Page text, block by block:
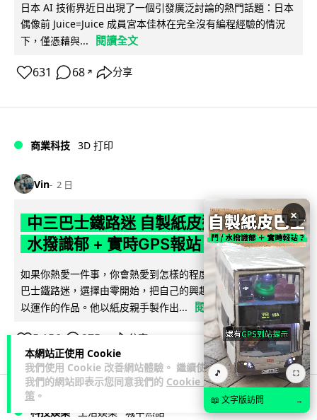
本網站正使用 Cookie
我們使用 Cookie 改善網站體驗。 繼續使用
我們的網站即表示您同意我們的 Cookie 政
策 。
日本 AI 技術界近日出現了一個引發廣泛討論的熱門話題：日本
偶像前 Juice=Juice 成員宮本佳林在完全沒有編程經驗的情況
下，僅憑藉與...
閱讀全文
631 68 ↗ 分享
商業科技 3D 打印
Vin 2 日
中三巴士鐵路迷 自製紙皮遙控巴士 門,
水撥識郁 + 實時GPS報站
如果你熱愛一件事，你會熱愛到怎樣的程度？一位就讀中三的
巴士鐵路迷，選擇由零開始，把自己的興趣一步步變成真正可
以運作的作品。他以紙皮親手製作出...
閱讀全文
5,156 275 分享
科技娛樂 生活娛樂 城中熱話
×
🎵 ⛶
📖 文字版訪問 →